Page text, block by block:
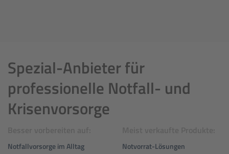
Spezial-Anbieter für
professionelle Notfall- und
Krisenvorsorge
Notfallvorsorge im Alltag
Notvorrat-Lösungen